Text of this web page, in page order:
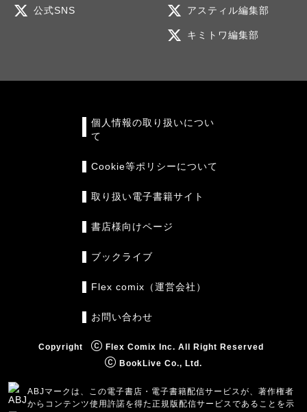
公式SNS アスティル編集部
キミトワ編集部
個人情報の取り扱いについ
て
Cookie等ポリシーについて
取り扱い電子書籍サイト
書店様向けページ
ブックライブ
Flex comix（運営会社）
お問い合わせ
Copyright
Flex Comix Inc. All Right Reserved
BookLive Co., Ltd.
ABJマークは、この電子書店・電子書籍配信サービスが、著作権者
からコンテンツ使用許諾を得た正規版配信サービスであることを示